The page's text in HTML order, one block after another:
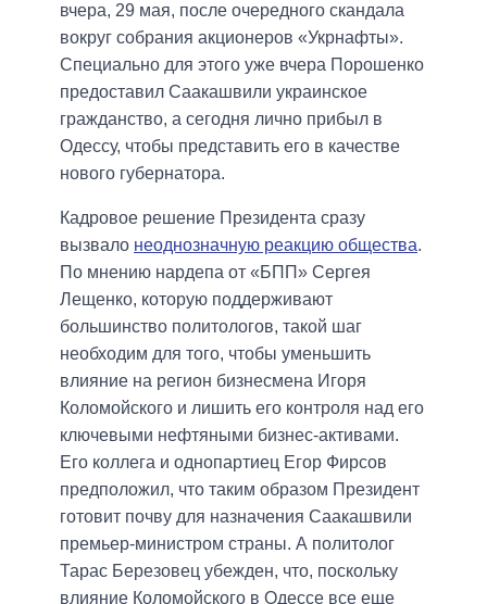
вчера, 29 мая, после очередного скандала
вокруг собрания акционеров «Укрнафты».
Специально для этого уже вчера Порошенко
предоставил Саакашвили украинское
гражданство, а сегодня лично прибыл в
Одессу, чтобы представить его в качестве
нового губернатора.
Кадровое решение Президента сразу
вызвало неоднозначную реакцию общества.
По мнению нардепа от «БПП» Сергея
Лещенко, которую поддерживают
большинство политологов, такой шаг
необходим для того, чтобы уменьшить
влияние на регион бизнесмена Игоря
Коломойского и лишить его контроля над его
ключевыми нефтяными бизнес-активами.
Его коллега и однопартиец Егор Фирсов
предположил, что таким образом Президент
готовит почву для назначения Саакашвили
премьер-министром страны. А политолог
Тарас Березовец убежден, что, поскольку
влияние Коломойского в Одессе все еще